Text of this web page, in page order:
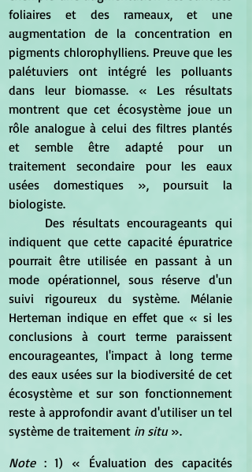
foliaires et des rameaux, et une
augmentation de la concentration en
pigments chlorophylliens. Preuve que les
palétuviers ont intégré les polluants
dans leur biomasse. « Les résultats
montrent que cet écosystème joue un
rôle analogue à celui des filtres plantés
et semble être adapté pour un
traitement secondaire pour les eaux
usées domestiques », poursuit la
biologiste.
indiquent que cette capacité épuratrice
pourrait être utilisée en passant à un
mode opérationnel, sous réserve d'un
suivi rigoureux du système. Mélanie
Herteman indique en effet que « si les
conclusions à court terme paraissent
encourageantes, l'impact à long terme
des eaux usées sur la biodiversité de cet
écosystème et sur son fonctionnement
reste à approfondir avant d'utiliser un tel
système de traitement in situ ».
Note : 1) « Évaluation des capacités